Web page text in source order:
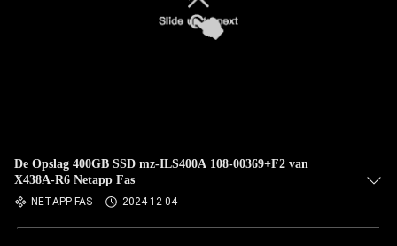
De Opslag 400GB SSD mz-ILS400A 108-00369+F2 van
X438A-R6 Netapp Fas
NETAPP FAS 2024-12-04